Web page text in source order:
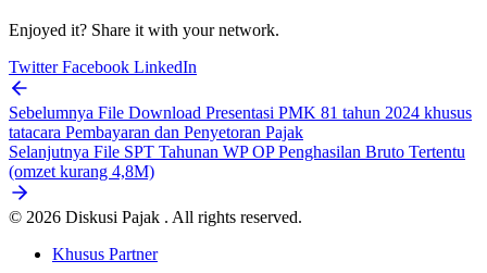
Enjoyed it? Share it with your network.
TwitterFacebook LinkedIn
Sebelumnya File Download Presentasi PMK 81 tahun 2024 khusus
tatacara Pembayaran dan Penyetoran Pajak
Selanjutnya File SPT Tahunan WP OP Penghasilan Bruto Tertentu
(omzet kurang 4,8M)
© 2026 Diskusi Pajak . All rights reserved.
Khusus Partner